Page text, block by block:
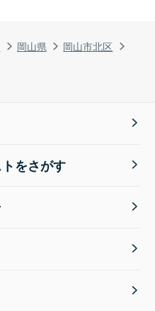
岡山県
岡山市北区
をさがす